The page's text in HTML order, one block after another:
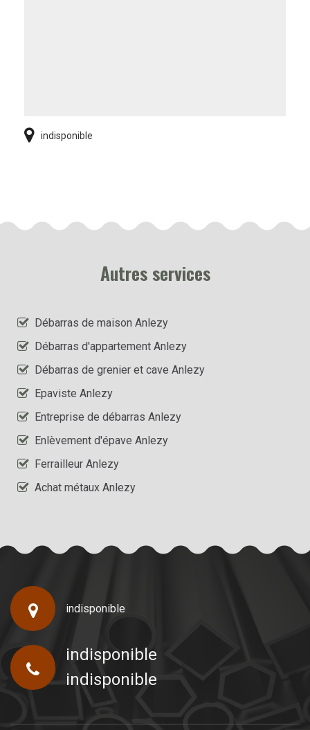
indisponible
Autres services
Débarras de maison Anlezy
Débarras d'appartement Anlezy
Débarras de grenier et cave Anlezy
Epaviste Anlezy
Entreprise de débarras Anlezy
Enlèvement d'épave Anlezy
Ferrailleur Anlezy
Achat métaux Anlezy
indisponible
indisponible
indisponible